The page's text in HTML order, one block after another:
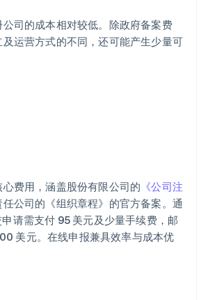
司的成本相对较低。除政府备案费
运营方式的不同，还可能产生少量可
费用，涵盖股份有限公司的 《公司注
公司的《组织章程》的官方备案。通
请需支付 95 美元及少量手续费，邮
美元。在线申报兼具效率与成本优